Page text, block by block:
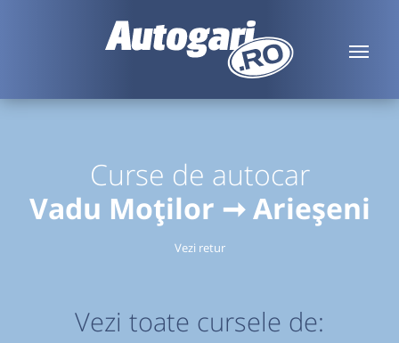
Curse de autocar
Vadu Moților ➞ Arieșeni
Vezi retur
Vezi toate cursele de: